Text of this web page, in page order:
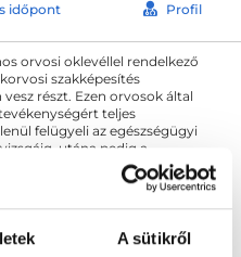
A sütikről
időpont Profil
orvosi oklevéllel rendelkező
szakképesítés
részt. Ezen orvosok által
teljes
felügyeli az egészségügyi
utána pedig a
A foglaljorvost.hu
bármely szakorvos